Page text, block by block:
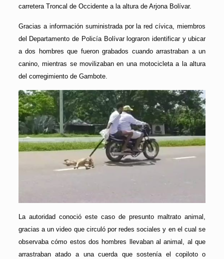
carretera Troncal de Occidente a la altura de Arjona Bolívar.
Gracias a información suministrada por la red cívica, miembros
del Departamento de Policía Bolívar lograron identificar y ubicar
a dos hombres que fueron grabados cuando arrastraban a un
canino, mientras se movilizaban en una motocicleta a la altura
del corregimiento de Gambote.
La autoridad conoció este caso de presunto maltrato animal,
gracias a un video que circuló por redes sociales y en el cual se
observaba cómo estos dos hombres llevaban al animal, al que
arrastraban atado a una cuerda que sostenía el copiloto o